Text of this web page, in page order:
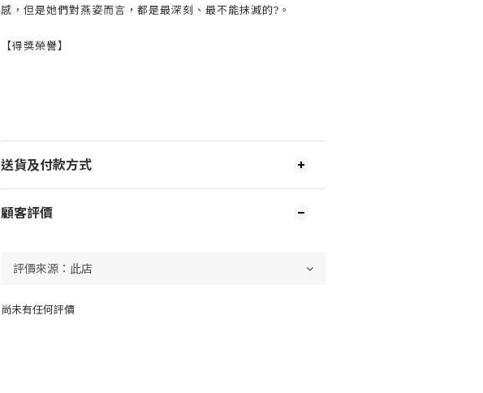
感，但是她們對燕姿而言，都是最深刻、最不能抹滅的?。
【得獎榮譽】
送貨及付款方式
顧客評價
尚未有任何評價